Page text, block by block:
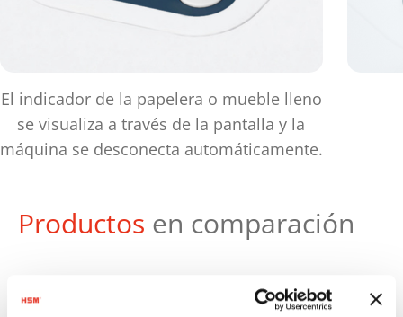
El indicador de la papelera o mueble lleno
se visualiza a través de la pantalla y la
máquina se desconecta automáticamente.
Productos en comparación